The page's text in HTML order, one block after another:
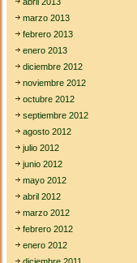
abril 2013
marzo 2013
febrero 2013
enero 2013
diciembre 2012
noviembre 2012
octubre 2012
septiembre 2012
agosto 2012
julio 2012
junio 2012
mayo 2012
abril 2012
marzo 2012
febrero 2012
enero 2012